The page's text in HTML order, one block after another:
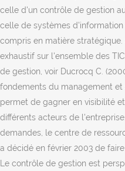
celle d'un contrôle de gestion
celle de systèmes
compris en matière
exhaustif sur l'ensemble des
de gestion, voir Ducrocq C.
fondements du management
permet de gagner en visibilité
différents acteurs de
demandes, le centre de
a décidé en février 2003 de
Le contrôle de gestion est